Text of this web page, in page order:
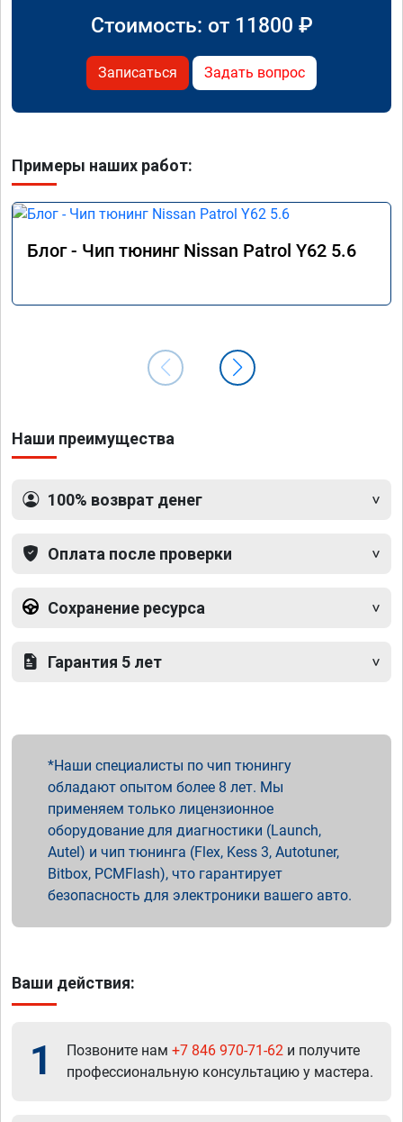
Стоимость: от 11800 ₽
Записаться Задать вопрос
Примеры наших работ:
Блог - Чип тюнинг Nissan Patrol Y62 5.6
Наши преимущества
100% возврат денег
Оплата после проверки
Сохранение ресурса
Гарантия 5 лет
Наши специалисты по чип тюнингу
обладают опытом более 8 лет. Мы
применяем только лицензионное
оборудование для диагностики (Launch,
Autel) и чип тюнинга (Flex, Kess 3, Autotuner,
Bitbox, PCMFlash), что гарантирует
безопасность для электроники вашего авто.
Ваши действия:
1 Позвоните нам +7 846 970-71-62 и получите
профессиональную консультацию у мастера.